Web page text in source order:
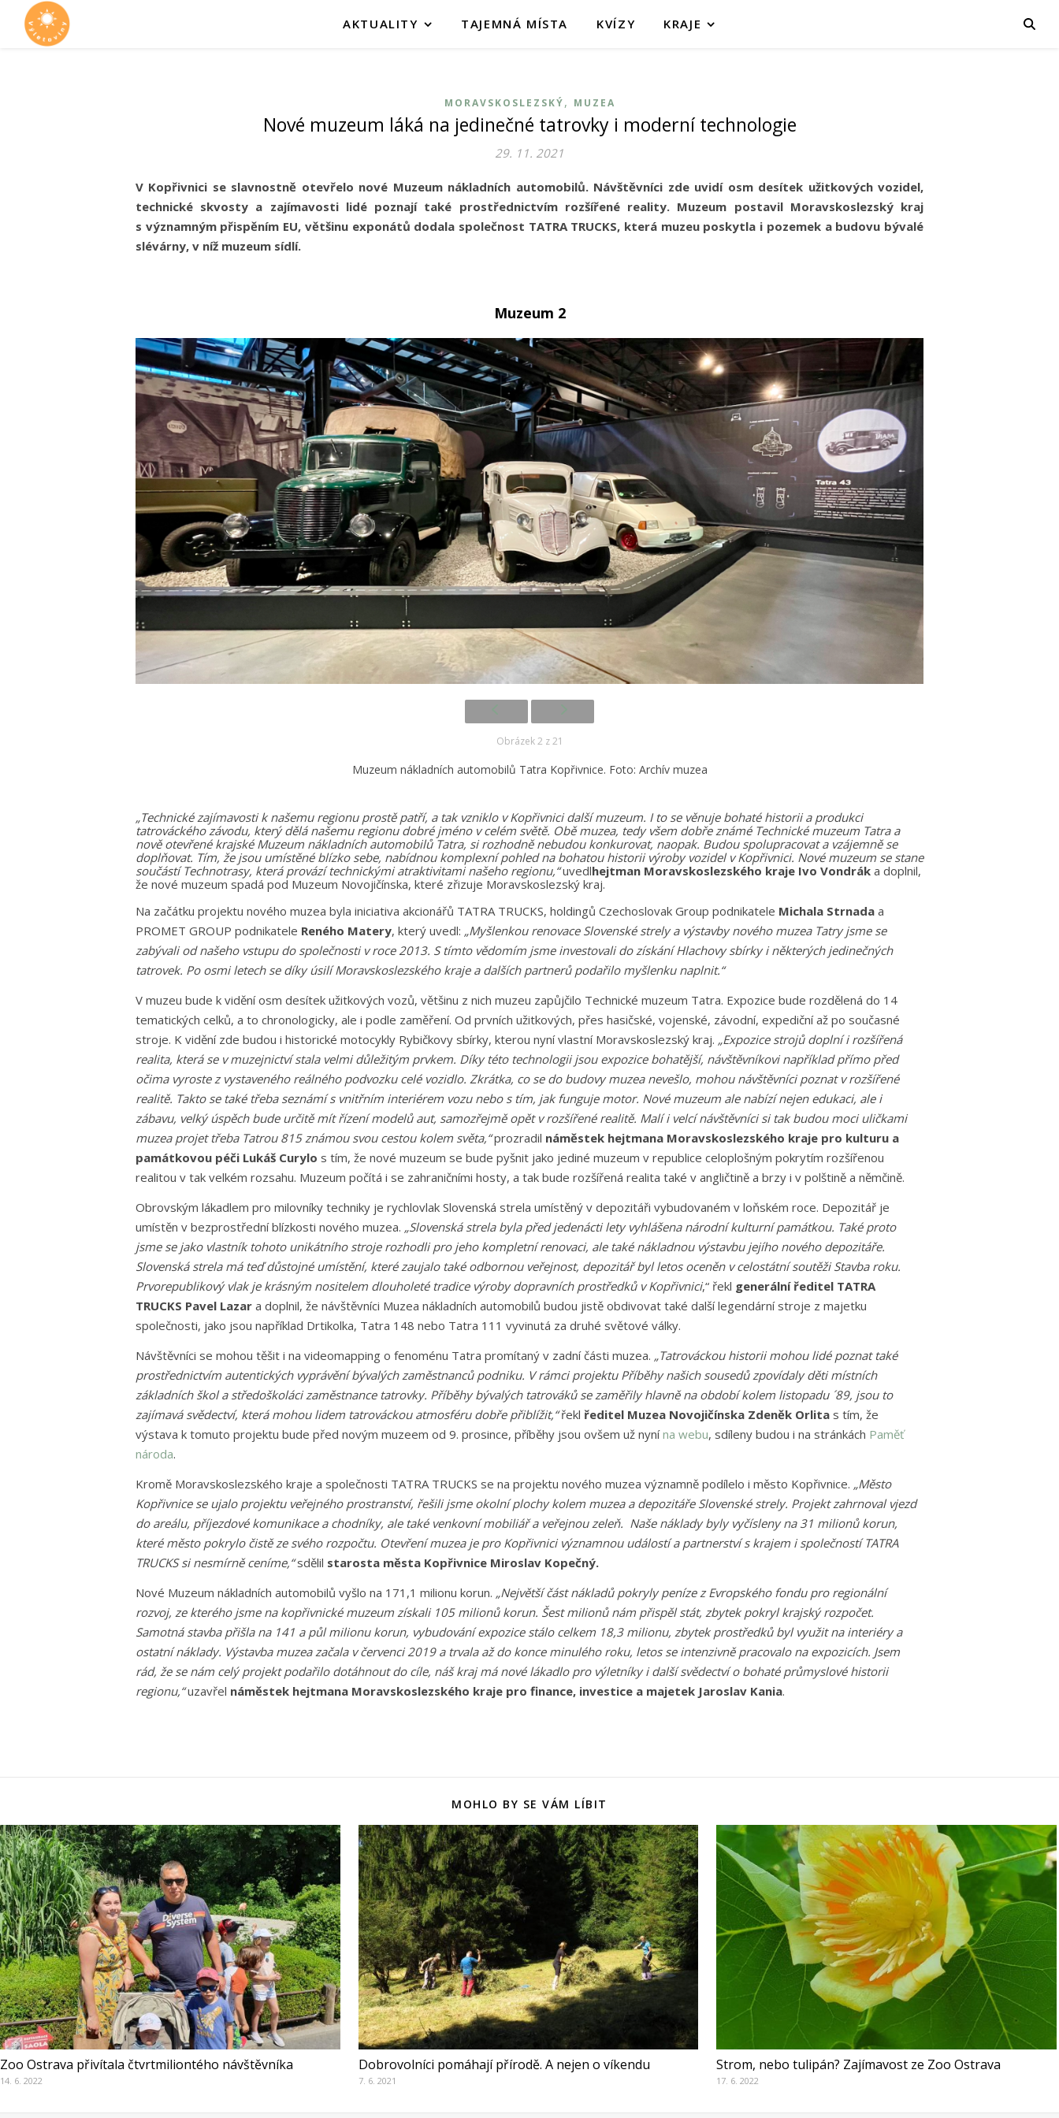
AKTUALITY TAJEMNÁ MÍSTA KVÍZY KRAJE
MORAVSKOSLEZSKÝ, MUZEA
Nové muzeum láká na jedinečné tatrovky i moderní technologie
29. 11. 2021
V Kopřivnici se slavnostně otevřelo nové Muzeum nákladních automobilů. Návštěvníci zde uvidí osm desítek užitkových vozidel,
technické skvosty a zajímavosti lidé poznají také prostřednictvím rozšířené reality. Muzeum postavil Moravskoslezský kraj
s významným přispěním EU, většinu exponátů dodala společnost TATRA TRUCKS, která muzeu poskytla i pozemek a budovu bývalé
slévárny, v níž muzeum sídlí.
Muzeum 2
Obrázek 2 z 21
Muzeum nákladních automobilů Tatra Kopřivnice. Foto: Archív muzea
„Technické zajímavosti k našemu regionu prostě patří, a tak vzniklo v Kopřivnici další muzeum. I to se věnuje bohaté historii a produkci
tatrováckého závodu, který dělá našemu regionu dobré jméno v celém světě. Obě muzea, tedy všem dobře známé Technické muzeum Tatra a
nově otevřené krajské Muzeum nákladních automobilů Tatra, si rozhodně nebudou konkurovat, naopak. Budou spolupracovat a vzájemně se
doplňovat. Tím, že jsou umístěné blízko sebe, nabídnou komplexní pohled na bohatou historii výroby vozidel v Kopřivnici. Nové muzeum se stane
součástí Technotrasy, která provází technickými atraktivitami našeho regionu,“uvedlhejtman Moravskoslezského kraje Ivo Vondrák a doplnil,
že nové muzeum spadá pod Muzeum Novojičínska, které zřizuje Moravskoslezský kraj.
Na začátku projektu nového muzea byla iniciativa akcionářů TATRA TRUCKS, holdingů Czechoslovak Group podnikatele Michala Strnada a
PROMET GROUP podnikatele Reného Matery, který uvedl: „Myšlenkou renovace Slovenské strely a výstavby nového muzea Tatry jsme se
zabývali od našeho vstupu do společnosti v roce 2013. S tímto vědomím jsme investovali do získání Hlachovy sbírky i některých jedinečných
tatrovek. Po osmi letech se díky úsilí Moravskoslezského kraje a dalších partnerů podařilo myšlenku naplnit.“
V muzeu bude k vidění osm desítek užitkových vozů, většinu z nich muzeu zapůjčilo Technické muzeum Tatra. Expozice bude rozdělená do 14
tematických celků, a to chronologicky, ale i podle zaměření. Od prvních užitkových, přes hasičské, vojenské, závodní, expediční až po současné
stroje. K vidění zde budou i historické motocykly Rybičkovy sbírky, kterou nyní vlastní Moravskoslezský kraj. „Expozice strojů doplní i rozšířená
realita, která se v muzejnictví stala velmi důležitým prvkem. Díky této technologii jsou expozice bohatější, návštěvníkovi například přímo před
očima vyroste z vystaveného reálného podvozku celé vozidlo. Zkrátka, co se do budovy muzea nevešlo, mohou návštěvníci poznat v rozšířené
realitě. Takto se také třeba seznámí s vnitřním interiérem vozu nebo s tím, jak funguje motor. Nové muzeum ale nabízí nejen edukaci, ale i
zábavu, velký úspěch bude určitě mít řízení modelů aut, samozřejmě opět v rozšířené realitě. Malí i velcí návštěvníci si tak budou moci uličkami
muzea projet třeba Tatrou 815 známou svou cestou kolem světa,“prozradil náměstek hejtmana Moravskoslezského kraje pro kulturu a
památkovou péči Lukáš Curylo s tím, že nové muzeum se bude pyšnit jako jediné muzeum v republice celoplošným pokrytím rozšířenou
realitou v tak velkém rozsahu. Muzeum počítá i se zahraničními hosty, a tak bude rozšířená realita také v angličtině a brzy i v polštině a němčině.
Obrovským lákadlem pro milovníky techniky je rychlovlak Slovenská strela umístěný v depozitáři vybudovaném v loňském roce. Depozitář je
umístěn v bezprostřední blízkosti nového muzea. „Slovenská strela byla před jedenácti lety vyhlášena národní kulturní památkou. Také proto
jsme se jako vlastník tohoto unikátního stroje rozhodli pro jeho kompletní renovaci, ale také nákladnou výstavbu jejího nového depozitáře.
Slovenská strela má teď důstojné umístění, které zaujalo také odbornou veřejnost, depozitář byl letos oceněn v celostátní soutěži Stavba roku.
Prvorepublikový vlak je krásným nositelem dlouholeté tradice výroby dopravních prostředků v Kopřivnici,“ řekl generální ředitel TATRA
TRUCKS Pavel Lazar a doplnil, že návštěvníci Muzea nákladních automobilů budou jistě obdivovat také další legendární stroje z majetku
společnosti, jako jsou například Drtikolka, Tatra 148 nebo Tatra 111 vyvinutá za druhé světové války.
Návštěvníci se mohou těšit i na videomapping o fenoménu Tatra promítaný v zadní části muzea. „Tatrováckou historii mohou lidé poznat také
prostřednictvím autentických vyprávění bývalých zaměstnanců podniku. V rámci projektu Příběhy našich sousedů zpovídaly děti místních
základních škol a středoškoláci zaměstnance tatrovky. Příběhy bývalých tatrováků se zaměřily hlavně na období kolem listopadu ´89, jsou to
zajímavá svědectví, která mohou lidem tatrováckou atmosféru dobře přiblížit,“řekl ředitel Muzea Novojičínska Zdeněk Orlita s tím, že
výstava k tomuto projektu bude před novým muzeem od 9. prosince, příběhy jsou ovšem už nynína webu, sdíleny budou i na stránkách Paměť
národa.
Kromě Moravskoslezského kraje a společnosti TATRA TRUCKS se na projektu nového muzea významně podílelo i město Kopřivnice. „Město
Kopřivnice se ujalo projektu veřejného prostranství, řešili jsme okolní plochy kolem muzea a depozitáře Slovenské strely. Projekt zahrnoval vjezd
do areálu, příjezdové komunikace a chodníky, ale také venkovní mobiliář a veřejnou zeleň. Naše náklady byly vyčísleny na 31 milionů korun,
které město pokrylo čistě ze svého rozpočtu. Otevření muzea je pro Kopřivnici významnou událostí a partnerství s krajem i společností TATRA
TRUCKS si nesmírně ceníme,“sdělil starosta města Kopřivnice Miroslav Kopečný.
Nové Muzeum nákladních automobilů vyšlo na 171,1 milionu korun. „Největší část nákladů pokryly peníze z Evropského fondu pro regionální
rozvoj, ze kterého jsme na kopřivnické muzeum získali 105 milionů korun. Šest milionů nám přispěl stát, zbytek pokryl krajský rozpočet.
Samotná stavba přišla na 141 a půl milionu korun, vybudování expozice stálo celkem 18,3 milionu, zbytek prostředků byl využit na interiéry a
ostatní náklady. Výstavba muzea začala v červenci 2019 a trvala až do konce minulého roku, letos se intenzivně pracovalo na expozicích. Jsem
rád, že se nám celý projekt podařilo dotáhnout do cíle, náš kraj má nové lákadlo pro výletníky i další svědectví o bohaté průmyslové historii
regionu,“uzavřel náměstek hejtmana Moravskoslezského kraje pro finance, investice a majetek Jaroslav Kania.
MOHLO BY SE VÁM LÍBIT
Zoo Ostrava přivítala čtvrtmiliontého návštěvníka
14. 6. 2022
Dobrovolníci pomáhají přírodě. A nejen o víkendu
7. 6. 2021
Strom, nebo tulipán? Zajímavost ze Zoo Ostrava
17. 6. 2022